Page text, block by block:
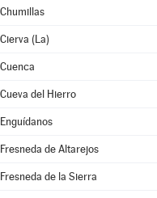
Chumillas
Cierva (La)
Cuenca
Cueva del Hierro
Enguídanos
Fresneda de Altarejos
Fresneda de la Sierra